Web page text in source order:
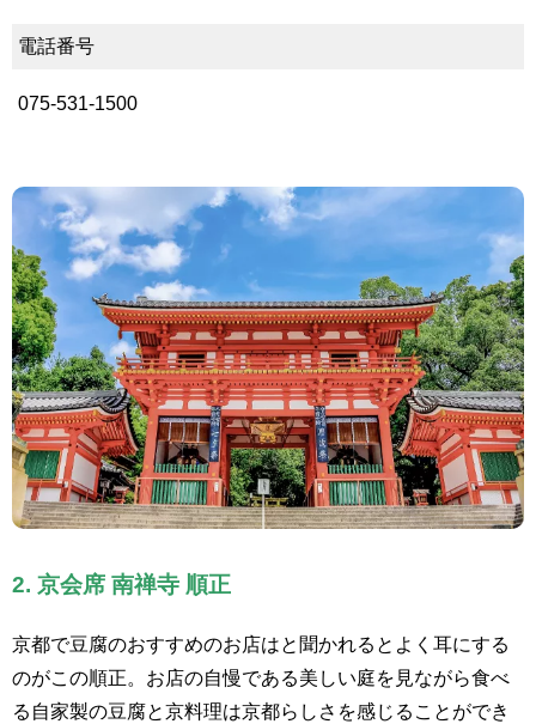
電話番号
075-531-1500
2. 京会席 南禅寺 順正
京都で豆腐のおすすめのお店はと聞かれるとよく耳にする
のがこの順正。お店の自慢である美しい庭を見ながら食べ
る自家製の豆腐と京料理は京都らしさを感じることができ